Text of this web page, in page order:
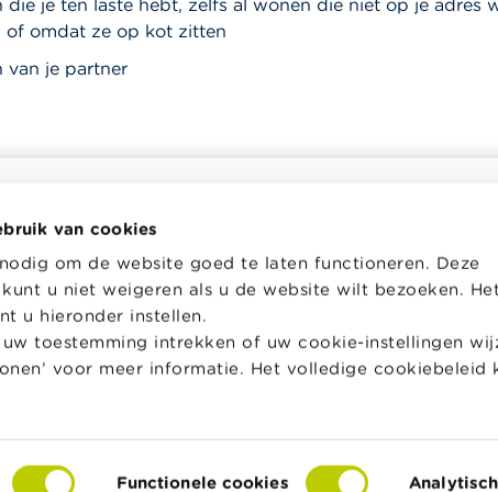
van cookies
om de website goed te laten functioneren. Deze
u niet weigeren als u de website wilt bezoeken.
u hieronder instellen.
toestemming intrekken of uw cookie-instellingen
voor meer informatie. Het volledige cookiebeleid
Functionele cookies
die je ten laste hebt, zelfs al wonen die niet op je adres
of omdat ze op kot zitten
van je partner
je bij financiële
Ze stelt gratis betrouwbare
informatie ter beschikking,
van private financiële
over Wikifin
pedagogisch lesmateriaal en
aan leerkrachten om hen te
Naar Wikifin School